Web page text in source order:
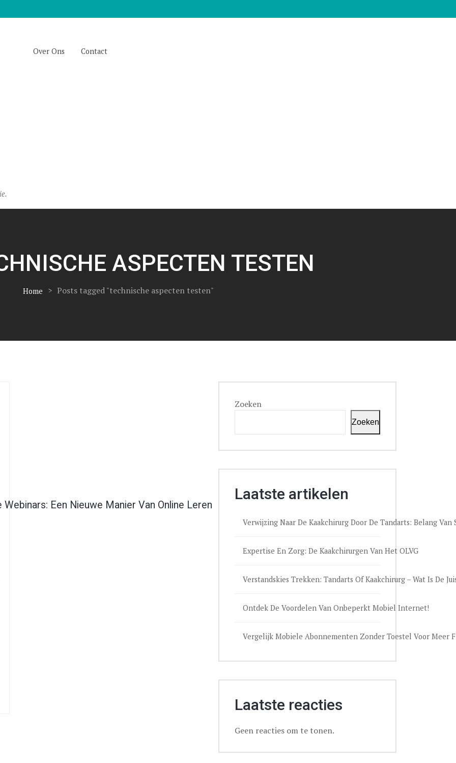
Over Ons Contact
ASPECTEN TESTEN
Home > Posts tagged "technische aspecten testen"
Een Nieuwe Manier Van Online Leren
Zoeken
Zoeken
Laatste artikelen
Verwijzing Naar De Kaakchirurg Door De Tandarts: Belang
Expertise En Zorg: De Kaakchirurgen Van Het OLVG
Verstandskies Trekken: Tandarts Of Kaakchirurg – Wat Is De
Ontdek De Voordelen Van Onbeperkt Mobiel Internet!
Vergelijk Mobiele Abonnementen Zonder Toestel Voor Meer
Laatste reacties
Geen reacties om te tonen.